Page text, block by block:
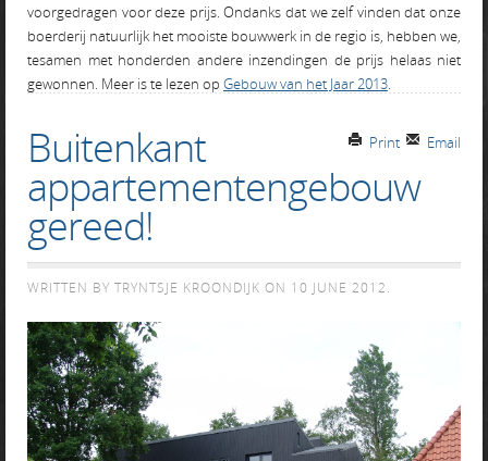
voorgedragen voor deze prijs. Ondanks dat we zelf vinden dat onze
boerderij natuurlijk het mooiste bouwwerk in de regio is, hebben we,
tesamen met honderden andere inzendingen de prijs helaas niet
gewonnen. Meer is te lezen op Gebouw van het Jaar 2013.
Email
Print
Buitenkant
appartementengebouw
gereed!
WRITTEN BY TRYNTSJE KROONDIJK ON 10 JUNE 2012.